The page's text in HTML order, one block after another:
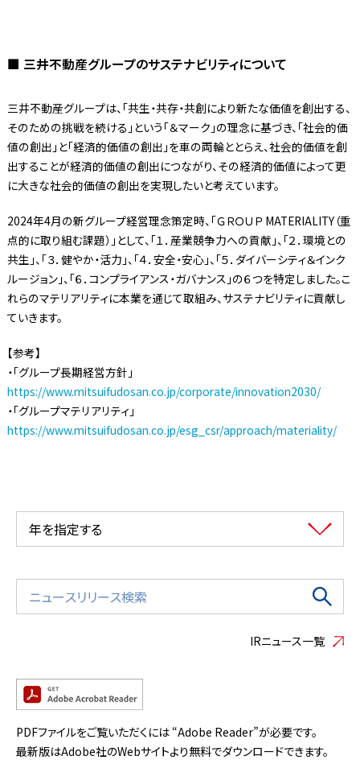
■ 三井不動産グループのサステナビリティについて
三井不動産グループは、「共生・共存・共創により新たな価値を創出する、
そのための挑戦を続ける」という「＆マーク」の理念に基づき、「社会的価
値の創出」と「経済的価値の創出」を車の両輪ととらえ、社会的価値を創
出することが経済的価値の創出につながり、その経済的価値によって更
に大きな社会的価値の創出を実現したいと考えています。
2024年4月の新グループ経営理念策定時、「ＧＲＯＵＰ MATERIALITY（重
点的に取り組む課題）」として、「１．産業競争力への貢献」、「２．環境との
共生」、「３．健やか・活力」、「４．安全・安心」、「５．ダイバーシティ＆インク
ルージョン」、「６．コンプライアンス・ガバナンス」の６つを特定しました。こ
れらのマテリアリティに本業を通じて取組み、サステナビリティに貢献し
ていきます。
【参考】
・「グループ長期経営方針」
https://www.mitsuifudosan.co.jp/corporate/innovation2030/
・「グループマテリアリティ」
https://www.mitsuifudosan.co.jp/esg_csr/approach/materiality/
年を指定する
IRニュース一覧
PDFファイルをご覧いただくには “Adobe Reader”が必要です。
最新版はAdobe社のWebサイトより無料でダウンロードできます。